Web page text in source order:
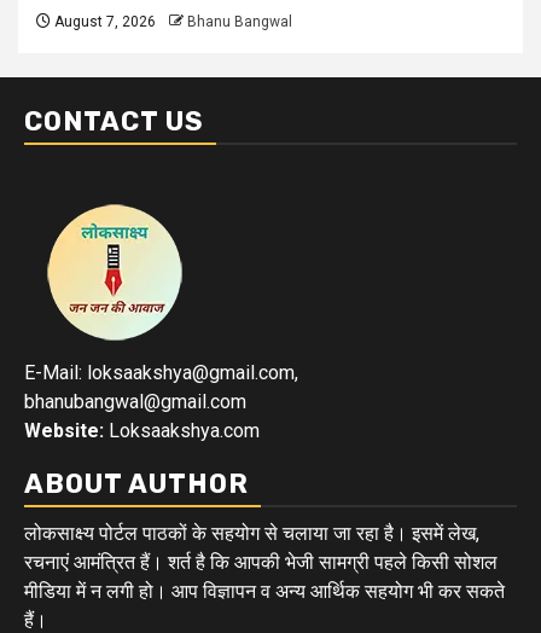
August 7, 2026 Bhanu Bangwal
CONTACT US
E-Mail: loksaakshya@gmail.com,
bhanubangwal@gmail.com
Website: Loksaakshya.com
ABOUT AUTHOR
लोकसाक्ष्य पोर्टल पाठकों के सहयोग से चलाया जा रहा है। इसमें लेख,
रचनाएं आमंत्रित हैं। शर्त है कि आपकी भेजी सामग्री पहले किसी सोशल
मीडिया में न लगी हो। आप विज्ञापन व अन्य आर्थिक सहयोग भी कर सकते
हैं।